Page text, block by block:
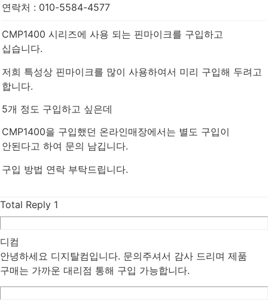
연락처 : 010-5584-4577
CMP1400 시리즈에 사용 되는 핀마이크를 구입하고
십습니다.
저희 특성상 핀마이크를 많이 사용하여서 미리 구입해 두려고
합니다.
5개 정도 구입하고 싶은데
CMP1400을 구입했던 온라인매장에서는 별도 구입이
안된다고 하여 문의 남깁니다.
구입 방법 연락 부탁드립니다.
Total Reply 1
디컴
안녕하세요 디지탈컴입니다. 문의주셔서 감사 드리며 제품
구매는 가까운 대리점 통해 구입 가능합니다.